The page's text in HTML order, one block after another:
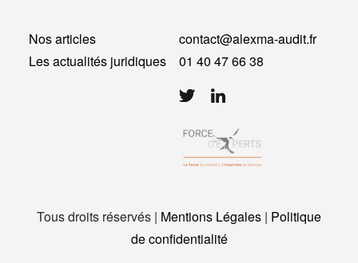
Nos articles
Les actualités juridiques
contact@alexma-audit.fr
01 40 47 66 38
Tous droits réservés | Mentions Légales | Politique
de confidentialité